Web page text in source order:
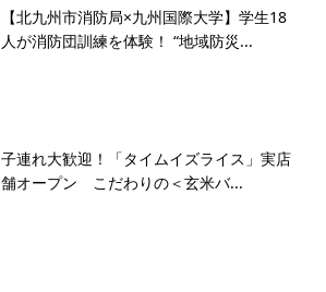
【北九州市消防局×九州国際大学】学生18
人が消防団訓練を体験！ “地域防災...
子連れ大歓迎！「タイムイズライス」実店
舗オープン こだわりの＜玄米バ...